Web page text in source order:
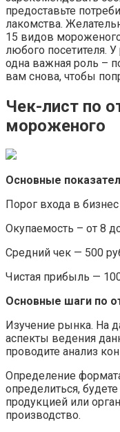
предоставьте
лакомства.
15 видов
любого посетителя.
одна важная роль –
вам снова, чтобы
Чек-лист по
мороженого
Основные
Порог входа в
Окупаемость – от 8
Средний чек — 500
Чистая прибыль —
Основные шаги по
Изучение рынка. На
аспекты ведения
проводите анализ
Определение
определиться,
продукцией или
производство.